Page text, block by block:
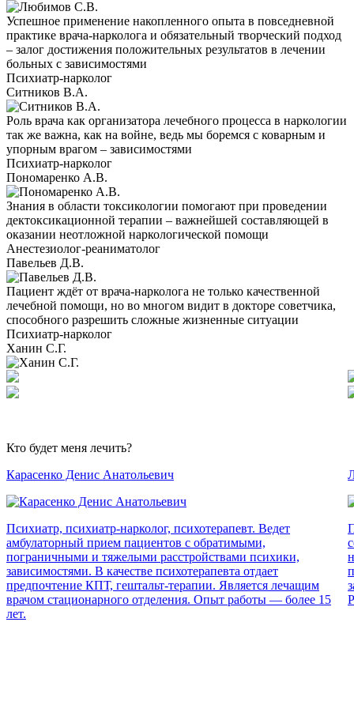
Успешное применение накопленного опыта в повседневной
практике врача-нарколога и обязательный творческий подход
– залог достижения положительных результатов в лечении
больных с зависимостями
Психиатр-нарколог
Ситников В.А.
Роль врача как организатора лечебного процесса в наркологии
так же важна, как на войне, ведь мы боремся с коварным и
упорным врагом – зависимостями
Психиатр-нарколог
Пономаренко А.В.
Знания в области токсикологии помогают при проведении
дектоксикационной терапии – важнейшей составляющей в
оказании неотложной наркологической помощи
Анестезиолог-реаниматолог
Павельев Д.В.
Пациент ждёт от врача-нарколога не только качественной
лечебной помощи, но во многом видит в докторе советчика,
способного разрешить сложные жизненные ситуации
Психиатр-нарколог
Ханин С.Г.
Кто будет меня лечить?
Карасенко Денис Анатольевич
Психиатр, психиатр-нарколог, психотерапевт. Ведет
амбулаторный прием пациентов с обратимыми,
пограничными и тяжелыми расстройствами психики,
зависимостями. В качестве психотерапевта отдает
предпочтение КПТ, гештальт-терапии. Является лечащим
врачом стационарного отделения. Опыт работы — более 15
лет.